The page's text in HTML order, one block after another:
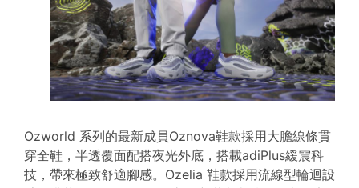
Ozworld 系列的最新成員Oznova鞋款採用大膽線條貫
穿全鞋，半透覆面配搭夜光外底，搭載adiPlus緩震科
技，帶來極致舒適腳感。Ozelia 鞋款採用流線型輪迴設